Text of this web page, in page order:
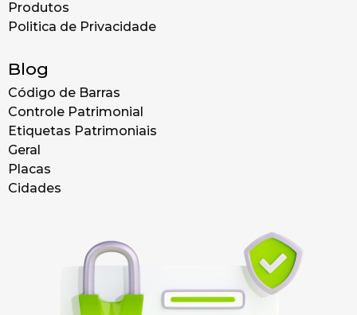
Produtos
Politica de Privacidade
Blog
Código de Barras
Controle Patrimonial
Etiquetas Patrimoniais
Geral
Placas
Cidades